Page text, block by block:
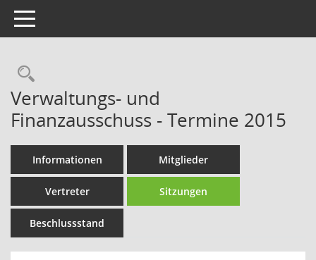
Toggle navigation
Rechercheauswahl
Verwaltungs- und
Finanzausschuss - Termine 2015
Informationen Mitglieder
Vertreter Sitzungen
Beschlussstand